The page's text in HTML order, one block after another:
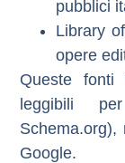
pubblici
Library
opere
Queste fonti
leggibili
Schema.org),
Google.